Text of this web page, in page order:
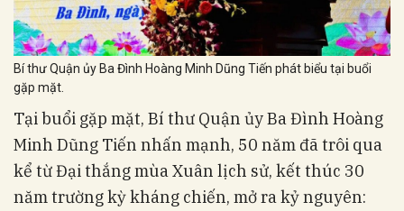
Bí thư Quận ủy Ba Đình Hoàng Minh Dũng Tiến phát biểu tại buổi
gặp mặt.
Tại buổi gặp mặt, Bí thư Quận ủy Ba Đình Hoàng
Minh Dũng Tiến nhấn mạnh, 50 năm đã trôi qua
kể từ Đại thắng mùa Xuân lịch sử, kết thúc 30
năm trường kỳ kháng chiến, mở ra kỷ nguyên: